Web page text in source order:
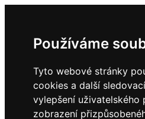
Používáme
Tyto webové stránky
cookies a další
vylepšení uživatelského
zobrazení